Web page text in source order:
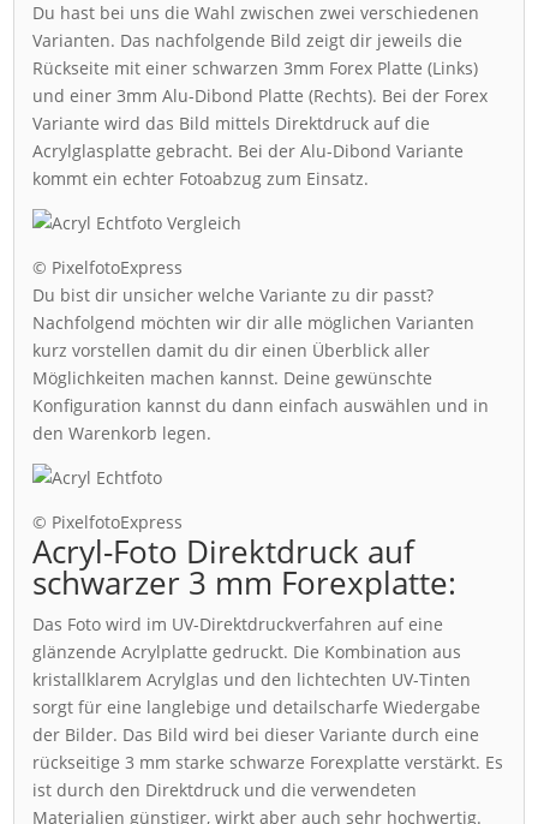
Du hast bei uns die Wahl zwischen zwei verschiedenen
Varianten. Das nachfolgende Bild zeigt dir jeweils die
Rückseite mit einer schwarzen 3mm Forex Platte (Links)
und einer 3mm Alu-Dibond Platte (Rechts). Bei der Forex
Variante wird das Bild mittels Direktdruck auf die
Acrylglasplatte gebracht. Bei der Alu-Dibond Variante
kommt ein echter Fotoabzug zum Einsatz.
© PixelfotoExpress
Du bist dir unsicher welche Variante zu dir passt?
Nachfolgend möchten wir dir alle möglichen Varianten
kurz vorstellen damit du dir einen Überblick aller
Möglichkeiten machen kannst. Deine gewünschte
Konfiguration kannst du dann einfach auswählen und in
den Warenkorb legen.
© PixelfotoExpress
Acryl-Foto Direktdruck auf
schwarzer 3 mm Forexplatte:
Das Foto wird im UV-Direktdruckverfahren auf eine
glänzende Acrylplatte gedruckt. Die Kombination aus
kristallklarem Acrylglas und den lichtechten UV-Tinten
sorgt für eine langlebige und detailscharfe Wiedergabe
der Bilder. Das Bild wird bei dieser Variante durch eine
rückseitige 3 mm starke schwarze Forexplatte verstärkt. Es
ist durch den Direktdruck und die verwendeten
Materialien günstiger, wirkt aber auch sehr hochwertig.